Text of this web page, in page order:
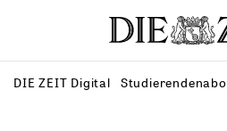
DIE ZEIT Digital Studierendenabo